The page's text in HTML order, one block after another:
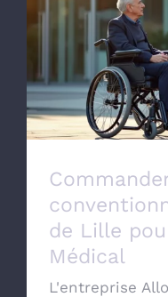
Commander
CPAM de
de Lille
Médical
L'entreprise